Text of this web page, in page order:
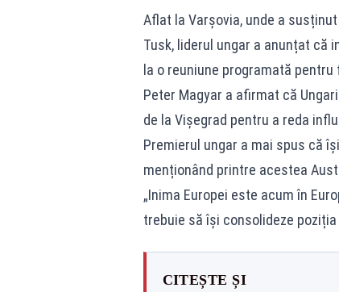
Aflat la Varșovia, unde a
Tusk, liderul ungar a anunțat că
la o reuniune programată pentru
Peter Magyar a afirmat că
de la Vișegrad pentru a reda
Premierul ungar a mai spus că
menționând printre acestea
„Inima Europei este acum în
trebuie să își consolideze
CITEȘTE ȘI